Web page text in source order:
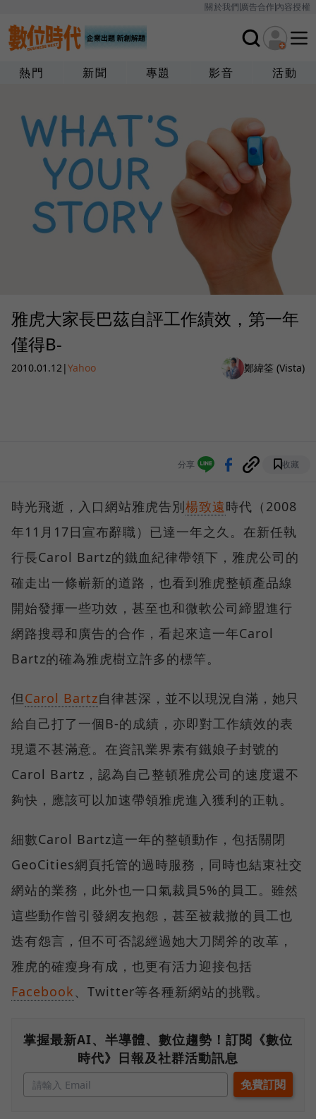
關於我們廣告合作內容授權
熱門 新聞 專題 影音 活動
雅虎大家長巴茲自評工作績效，第一年
僅得B-
2010.01.12|Yahoo 鄭緯筌 (Vista)
分享 收藏
時光飛逝，入口網站雅虎告別楊致遠時代（2008
年11月17日宣布辭職）已達一年之久。在新任執
行長Carol Bartz的鐵血紀律帶領下，雅虎公司的
確走出一條嶄新的道路，也看到雅虎整頓產品線
開始發揮一些功效，甚至也和微軟公司締盟進行
網路搜尋和廣告的合作，看起來這一年Carol
Bartz的確為雅虎樹立許多的標竿。
但Carol Bartz自律甚深，並不以現況自滿，她只
給自己打了一個B-的成績，亦即對工作績效的表
現還不甚滿意。在資訊業界素有鐵娘子封號的
Carol Bartz，認為自己整頓雅虎公司的速度還不
夠快，應該可以加速帶領雅虎進入獲利的正軌。
細數Carol Bartz這一年的整頓動作，包括關閉
GeoCities網頁托管的過時服務，同時也結束社交
網站的業務，此外也一口氣裁員5%的員工。雖然
這些動作曾引發網友抱怨，甚至被裁撤的員工也
迭有怨言，但不可否認經過她大刀闊斧的改革，
雅虎的確瘦身有成，也更有活力迎接包括
Facebook 、Twitter等各種新網站的挑戰。
掌握最新AI、半導體、數位趨勢！訂閱《數位
時代》日報及社群活動訊息